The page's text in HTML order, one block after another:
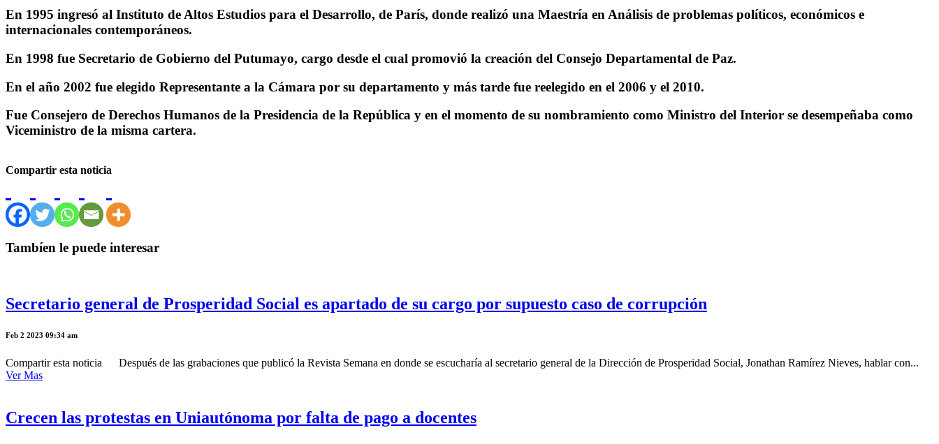
En 1995 ingresó al Instituto de Altos Estudios para el Desarrollo, de París, donde realizó una Maestría en Análisis de problemas políticos, económicos e
internacionales contemporáneos.
En 1998 fue Secretario de Gobierno del Putumayo, cargo desde el cual promovió la creación del Consejo Departamental de Paz.
En el año 2002 fue elegido Representante a la Cámara por su departamento y más tarde fue reelegido en el 2006 y el 2010.
Fue Consejero de Derechos Humanos de la Presidencia de la República y en el momento de su nombramiento como Ministro del Interior se desempeñaba como
Viceministro de la misma cartera.
Compartir esta noticia
Tambíen le puede interesar
Secretario general de Prosperidad Social es apartado de su cargo por supuesto caso de corrupción
Feb 2 2023 09:34 am
Compartir esta noticia Después de las grabaciones que publicó la Revista Semana en donde se escucharía al secretario general de la Dirección de Prosperidad Social, Jonathan Ramírez Nieves, hablar con...
Ver Mas
Crecen las protestas en Uniautónoma por falta de pago a docentes